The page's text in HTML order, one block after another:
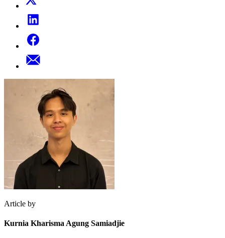
Article by
Kurnia Kharisma Agung Samiadjie